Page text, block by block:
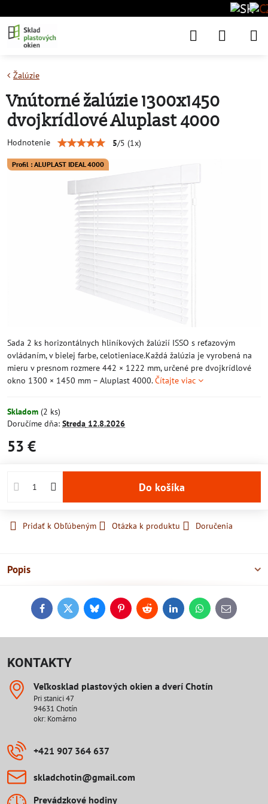
Profil : ALUPLAST IDEAL 4000
Žalúzie
Vnútorné žalúzie 1300x1450
dvojkrídlové Aluplast 4000
Hodnotenie 5/5 (1x)
Sada 2 ks horizontálnych hliníkových žalúzií ISSO s reťazovým
ovládaním, v bielej farbe, celotieniace.Každá žalúzia je vyrobená na
mieru v presnom rozmere 442 × 1222 mm, určené pre dvojkrídlové
okno 1300 × 1450 mm – Aluplast 4000.Čítajte viac
Skladom (2 ks)
Doručíme dňa: Streda 12.8.2026
53 €
Do košíka
Pridať k Obľúbeným Otázka k produktu Doručenia
Popis
FacebookTwitterBlueskyPinterestReddit LinkedInWhatsApp
E-
mail
KONTAKTY
Veľkosklad plastových okien a dverí Chotín
Pri stanici 47
94631 Chotín
okr: Komárno
+421 907 364 637
skladchotin​@gmail​.com
Prevádzkové hodiny